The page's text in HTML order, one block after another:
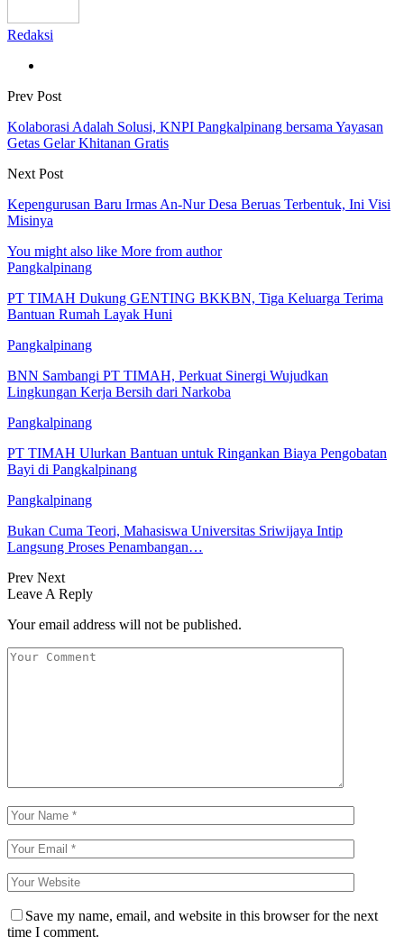
Redaksi
Prev Post
Kolaborasi Adalah Solusi, KNPI Pangkalpinang bersama Yayasan
Getas Gelar Khitanan Gratis
Next Post
Kepengurusan Baru Irmas An-Nur Desa Beruas Terbentuk, Ini Visi
Misinya
You might also like More from author
Pangkalpinang
PT TIMAH Dukung GENTING BKKBN, Tiga Keluarga Terima
Bantuan Rumah Layak Huni
Pangkalpinang
BNN Sambangi PT TIMAH, Perkuat Sinergi Wujudkan
Lingkungan Kerja Bersih dari Narkoba
Pangkalpinang
PT TIMAH Ulurkan Bantuan untuk Ringankan Biaya Pengobatan
Bayi di Pangkalpinang
Pangkalpinang
Bukan Cuma Teori, Mahasiswa Universitas Sriwijaya Intip
Langsung Proses Penambangan…
Prev Next
Leave A Reply
Your email address will not be published.
Save my name, email, and website in this browser for the next
time I comment.